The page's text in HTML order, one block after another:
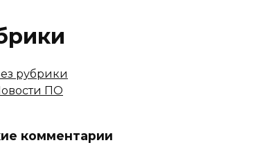
рубрики
ПО
комментарии